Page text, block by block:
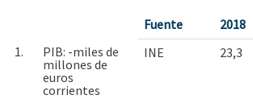
Fuente 2018
1.
PIB: -miles de
millones de
euros
corrientes
INE 23,3